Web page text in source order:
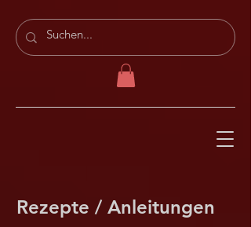
Rezepte / Anleitungen